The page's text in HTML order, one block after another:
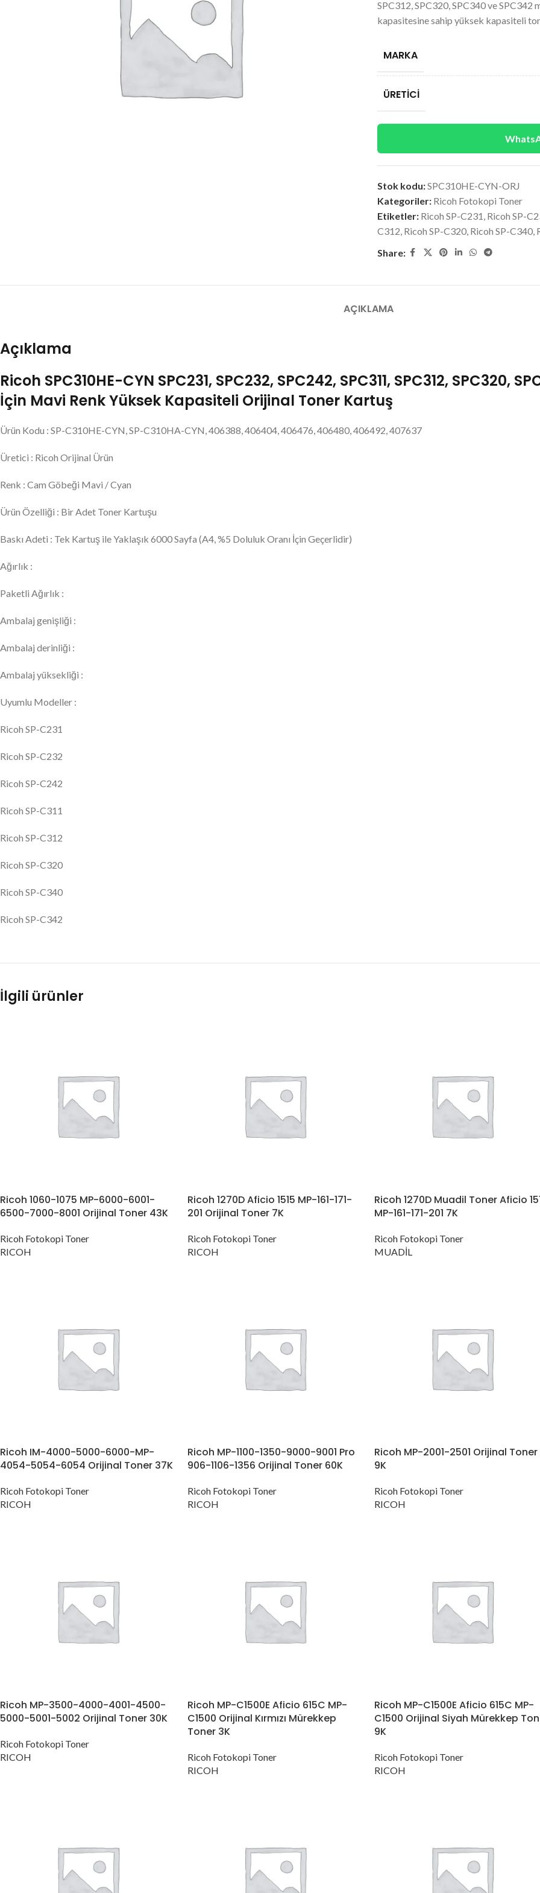
SPC312, SPC320, SPC340 ve SPC342
kapasitesine sahip yüksek kapasiteli
MARKA
ÜRETICI
Stok kodu:SPC310HE-CYN-ORJ
Kategoriler: Ricoh Fotokopi Toner
Etiketler: Ricoh SP-C231, Ricoh SP-
C312, Ricoh SP-C320, Ricoh SP-C340,
Share:
AÇIKLAMA
Açıklama
Ricoh SPC310HE-CYN SPC231, SPC232, SPC242, SPC311, SPC312, SPC320,
İçin Mavi Renk Yüksek Kapasiteli Orijinal Toner Kartuş
Ürün Kodu : SP-C310HE-CYN, SP-C310HA-CYN, 406388, 406404, 406476, 406480, 406492, 407637
Üretici : Ricoh Orijinal Ürün
Renk : Cam Göbeği Mavi / Cyan
Ürün Özelliği : Bir Adet Toner Kartuşu
Baskı Adeti : Tek Kartuş ile Yaklaşık 6000 Sayfa (A4, %5 Doluluk Oranı İçin Geçerlidir)
Ağırlık :
Paketli Ağırlık :
Ambalaj genişliği :
Ambalaj derinliği :
Ambalaj yüksekliği :
Uyumlu Modeller :
Ricoh SP-C231
Ricoh SP-C232
Ricoh SP-C242
Ricoh SP-C311
Ricoh SP-C312
Ricoh SP-C320
Ricoh SP-C340
Ricoh SP-C342
İlgili ürünler
Ricoh 1060-1075 MP-6000-6001-
6500-7000-8001 Orijinal Toner 43K
Ricoh Fotokopi Toner
RICOH
Ricoh 1270D Aficio 1515 MP-161-171-
201 Orijinal Toner 7K
Ricoh Fotokopi Toner
RICOH
Ricoh 1270D Muadil Toner Aficio
MP-161-171-201 7K
Ricoh Fotokopi Toner
MUADİL
Ricoh IM-4000-5000-6000-MP-
4054-5054-6054 Orijinal Toner 37K
Ricoh Fotokopi Toner
RICOH
Ricoh MP-1100-1350-9000-9001 Pro
906-1106-1356 Orijinal Toner 60K
Ricoh Fotokopi Toner
RICOH
Ricoh MP-2001-2501 Orijinal Toner
9K
Ricoh Fotokopi Toner
RICOH
Ricoh MP-3500-4000-4001-4500-
5000-5001-5002 Orijinal Toner 30K
Ricoh Fotokopi Toner
RICOH
Ricoh MP-C1500E Aficio 615C MP-
C1500 Orijinal Kırmızı Mürekkep
Toner 3K
Ricoh Fotokopi Toner
RICOH
Ricoh MP-C1500E Aficio 615C MP-
C1500 Orijinal Siyah Mürekkep
9K
Ricoh Fotokopi Toner
RICOH